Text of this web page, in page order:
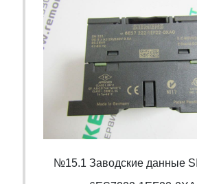
№15.1 Заводские данные